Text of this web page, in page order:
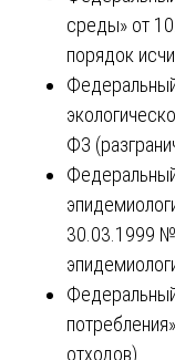
среды» от
порядок
ФЗ
30.03.1999
отходов).